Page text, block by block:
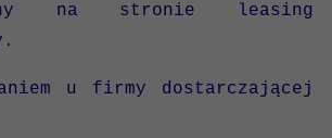
na stronie leasing
u firmy dostarczającej